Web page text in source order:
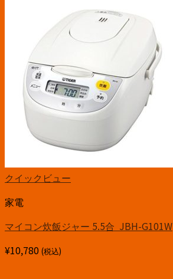
クイックビュー
家電
マイコン炊飯ジャー 5.5合 JBH-G101W
¥10,780 (税込)